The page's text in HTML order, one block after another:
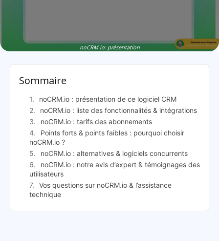
noCRM.io: présentation
Sommaire
noCRM.io : présentation de ce logiciel CRM
noCRM.io : liste des fonctionnalités & intégrations
noCRM.io : tarifs des abonnements
Points forts & points faibles : pourquoi choisir
noCRM.io ?
noCRM.io : alternatives & logiciels concurrents
noCRM.io : notre avis d’expert & témoignages des
utilisateurs
Vos questions sur noCRM.io & l’assistance
technique